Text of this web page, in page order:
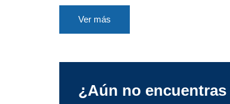
Ver más
¿Aún no encuentras